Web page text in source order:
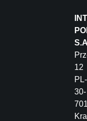
12
PL-
30-